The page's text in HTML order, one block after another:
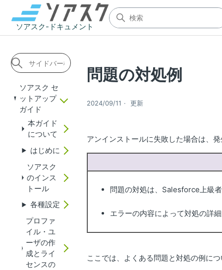
ソアスク-ドキュメント
ソアスク セ
ットアップ
ガイド
本ガイド
について
はじめに
ソアスク
のインス
トール
各種設定
プロファ
イル・ユ
ーザの作
成とライ
センスの
問題の対処例
2024/09/11 更新
アンインストールに失敗した場合は、
問題の対処は、Salesforce上級
エラーの内容によって対処の詳
ここでは、よくある問題と対処の例に